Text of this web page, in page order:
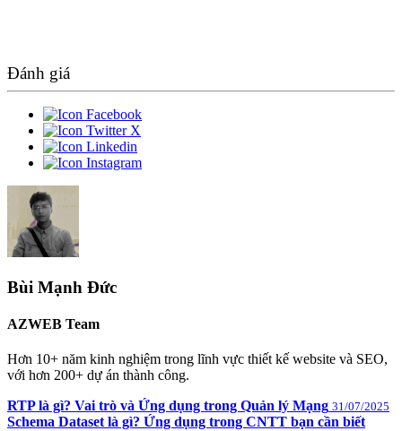
Đánh giá
Bùi Mạnh Đức
AZWEB Team
Hơn 10+ năm kinh nghiệm trong lĩnh vực thiết kế website và SEO,
với hơn 200+ dự án thành công.
RTP là gì? Vai trò và Ứng dụng trong Quản lý Mạng 31/07/2025
Schema Dataset là gì? Ứng dụng trong CNTT bạn cần biết